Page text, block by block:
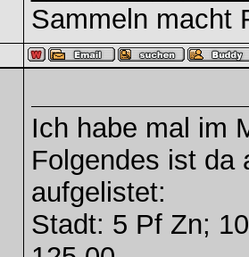
Sammeln macht
Ich habe mal im
Folgendes ist da
aufgelistet:
Stadt: 5 Pf Zn;